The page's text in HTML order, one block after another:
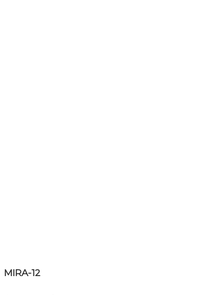
MIRA-12